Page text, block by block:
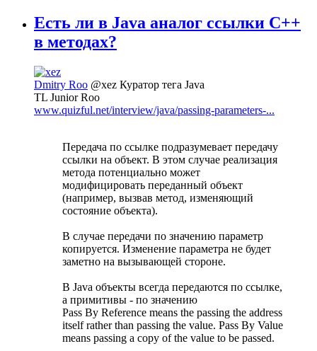
Есть ли в Java аналог ссылки С++
в методах?
Dmitry Roo @xez Куратор тега Java
TL Junior Roo
www.quizful.net/interview/java/passing-parameters-...
Передача по ссылке подразумевает передачу
ссылки на объект. В этом случае реализация
метода потенциально может
модифицировать переданный объект
(например, вызвав метод, изменяющий
состояние объекта).
В случае передачи по значению параметр
копируется. Изменение параметра не будет
заметно на вызывающей стороне.
В Java объекты всегда передаются по ссылке,
а примитивы - по значению
Pass By Reference means the passing the address
itself rather than passing the value. Pass By Value
means passing a copy of the value to be passed.